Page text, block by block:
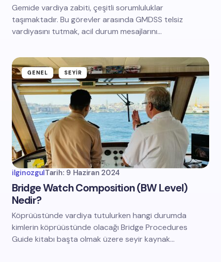
Gemide vardiya zabiti, çeşitli sorumluluklar
taşımaktadır. Bu görevler arasında GMDSS telsiz
vardiyasını tutmak, acil durum mesajlarını…
GENEL SEYIR
ilginozgulTarih: 9 Haziran 2024
Bridge Watch Composition (BW Level)
Nedir?
Köprüüstünde vardiya tutulurken hangi durumda
kimlerin köprüüstünde olacağı Bridge Procedures
Guide kitabı başta olmak üzere seyir kaynak…